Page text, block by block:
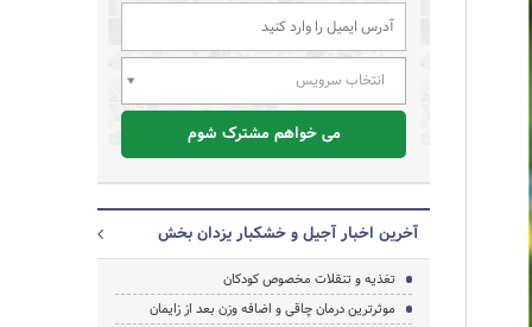
انتخاب سرویس
می خواهم مشترک شوم
آخرین اخبار آجیل و خشکبار یزدان بخش
تغذیه و تنقلات مخصوص کودکان
موثرترین درمان چاقی و اضافه وزن بعد از زایمان